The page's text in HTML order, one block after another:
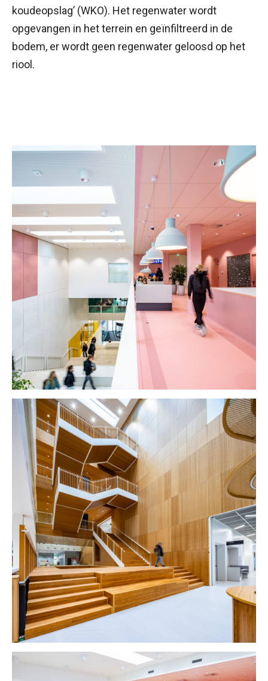
koudeopslag’ (WKO). Het regenwater wordt
opgevangen in het terrein en geïnfiltreerd in de
bodem, er wordt geen regenwater geloosd op het
riool.